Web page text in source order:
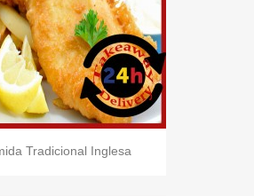
Tradicional Inglesa